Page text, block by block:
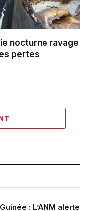
nocturne ravage
pertes
: L’ANM alerte